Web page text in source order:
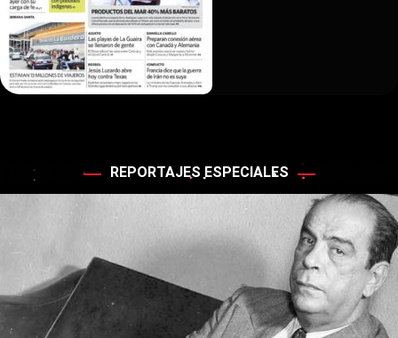
REPORTAJES ESPECIALES